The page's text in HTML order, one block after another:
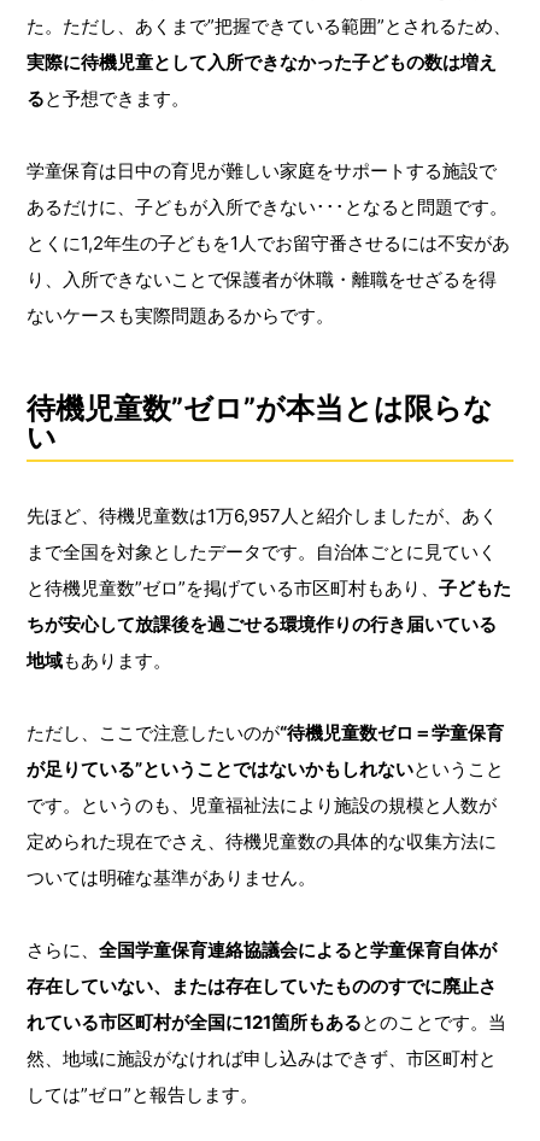
た。ただし、あくまで”把握できている範囲”とされるため、
実際に待機児童として入所できなかった子どもの数は増え
ると予想できます。
学童保育は日中の育児が難しい家庭をサポートする施設で
あるだけに、子どもが入所できない･･･となると問題です。
とくに1,2年生の子どもを1人でお留守番させるには不安があ
り、入所できないことで保護者が休職・離職をせざるを得
ないケースも実際問題あるからです。
待機児童数”ゼロ”が本当とは限らな
い
先ほど、待機児童数は1万6,957人と紹介しましたが、あく
まで全国を対象としたデータです。自治体ごとに見ていく
と待機児童数”ゼロ”を掲げている市区町村もあり、子どもた
ちが安心して放課後を過ごせる環境作りの行き届いている
地域もあります。
ただし、ここで注意したいのが“待機児童数ゼロ＝学童保育
が足りている”ということではないかもしれないということ
です。というのも、児童福祉法により施設の規模と人数が
定められた現在でさえ、待機児童数の具体的な収集方法に
ついては明確な基準がありません。
さらに、全国学童保育連絡協議会によると学童保育自体が
存在していない、または存在していたもののすでに廃止さ
れている市区町村が全国に121箇所もあるとのことです。当
然、地域に施設がなければ申し込みはできず、市区町村と
しては”ゼロ”と報告します。